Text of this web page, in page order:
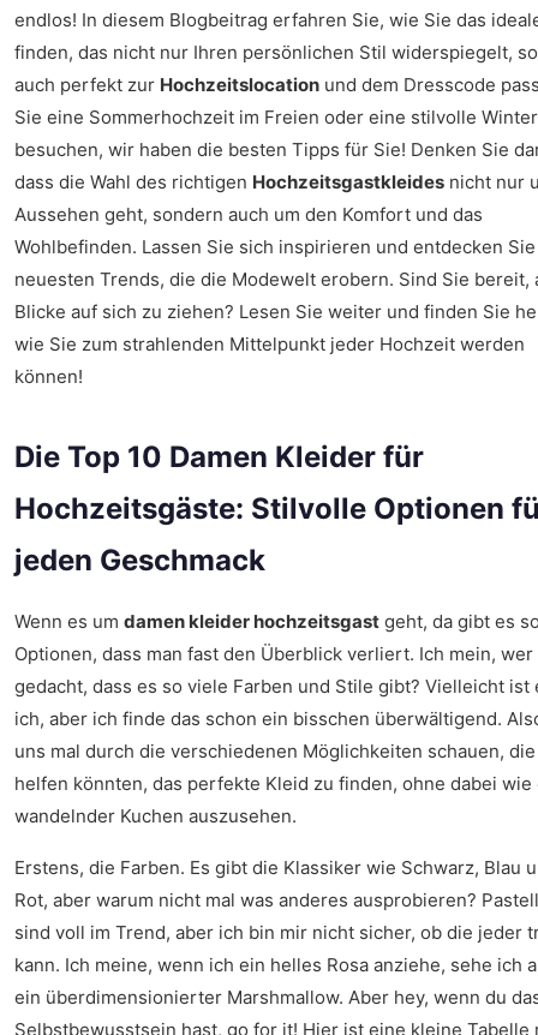
endlos! In diesem Blogbeitrag erfahren Sie, wie Sie das
finden, das nicht nur Ihren persönlichen Stil widerspiegelt,
auch perfekt zur Hochzeitslocation und dem Dresscode
Sie eine Sommerhochzeit im Freien oder eine stilvolle
besuchen, wir haben die besten Tipps für Sie! Denken Sie
dass die Wahl des richtigen Hochzeitsgastkleides nicht nur
Aussehen geht, sondern auch um den Komfort und das
Wohlbefinden. Lassen Sie sich inspirieren und entdecken
neuesten Trends, die die Modewelt erobern. Sind Sie bereit,
Blicke auf sich zu ziehen? Lesen Sie weiter und finden Sie
wie Sie zum strahlenden Mittelpunkt jeder Hochzeit werden
können!
Die Top 10 Damen Kleider für
Hochzeitsgäste: Stilvolle Optionen
jeden Geschmack
Wenn es um damen kleider hochzeitsgast geht, da gibt es
Optionen, dass man fast den Überblick verliert. Ich mein, wer
gedacht, dass es so viele Farben und Stile gibt? Vielleicht ist
ich, aber ich finde das schon ein bisschen überwältigend.
uns mal durch die verschiedenen Möglichkeiten schauen,
helfen könnten, das perfekte Kleid zu finden, ohne dabei wie
wandelnder Kuchen auszusehen.
Erstens, die Farben. Es gibt die Klassiker wie Schwarz, Blau
Rot, aber warum nicht mal was anderes ausprobieren?
sind voll im Trend, aber ich bin mir nicht sicher, ob die jeder
kann. Ich meine, wenn ich ein helles Rosa anziehe, sehe ich
ein überdimensionierter Marshmallow. Aber hey, wenn du
Selbstbewusstsein hast, go for it! Hier ist eine kleine Tabelle